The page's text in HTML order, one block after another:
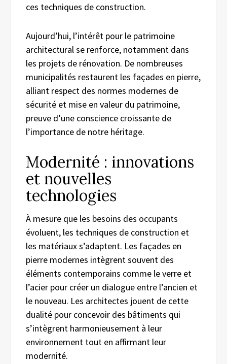
ces techniques de construction.
Aujourd’hui, l’intérêt pour le patrimoine
architectural se renforce, notamment dans
les projets de rénovation. De nombreuses
municipalités restaurent les façades en pierre,
alliant respect des normes modernes de
sécurité et mise en valeur du patrimoine,
preuve d’une conscience croissante de
l’importance de notre héritage.
Modernité : innovations
et nouvelles
technologies
À mesure que les besoins des occupants
évoluent, les techniques de construction et
les matériaux s’adaptent. Les façades en
pierre modernes intègrent souvent des
éléments contemporains comme le verre et
l’acier pour créer un dialogue entre l’ancien et
le nouveau. Les architectes jouent de cette
dualité pour concevoir des bâtiments qui
s’intègrent harmonieusement à leur
environnement tout en affirmant leur
modernité.